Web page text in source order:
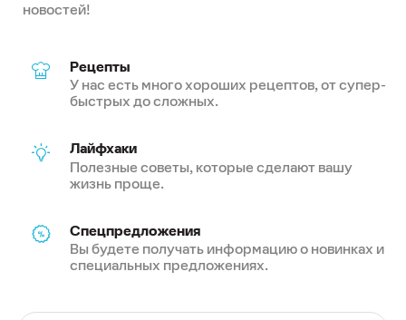
новостей!
Рецепты
У нас есть много хороших рецептов, от супер-
быстрых до сложных.
Лайфхаки
Полезные советы, которые сделают вашу
жизнь проще.
Спецпредложения
Вы будете получать информацию о новинках и
специальных предложениях.